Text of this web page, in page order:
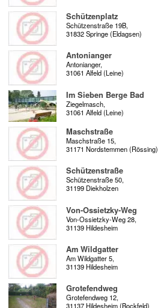
Schützenplatz
Schützenstraße 19B,
31832 Springe (Eldagsen)
Antonianger
Antonianger,
31061 Alfeld (Leine)
Im Sieben Berge Bad
Ziegelmasch,
31061 Alfeld (Leine)
Maschstraße
Maschstraße 15,
31171 Nordstemmen (Rössing)
Schützenstraße
Schützenstraße 50,
31199 Diekholzen
Von-Ossietzky-Weg
Von-Ossietzky-Weg 28,
31139 Hildesheim
Am Wildgatter
Am Wildgatter 5,
31139 Hildesheim
Grotefendweg
Grotefendweg 12,
31137 Hildesheim (Bockfeld)